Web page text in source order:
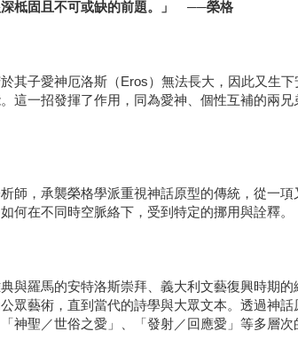
固且不可或缺的前題。」 ──榮格
子愛神厄洛斯（Eros）無法長大，因此又生下
這一招發揮了作用，同為愛神、個性互補的兩
，承襲榮格學派重視神話原型的傳統，從一項
何在不同時空脈絡下，受到特定的挪用與詮釋。
羅馬的安特洛斯崇拜、義大利文藝復興時期的
眾藝術，直到當代的詩學與大眾文本。透過神
神聖／世俗之愛」、「發射／回應愛」等多層次